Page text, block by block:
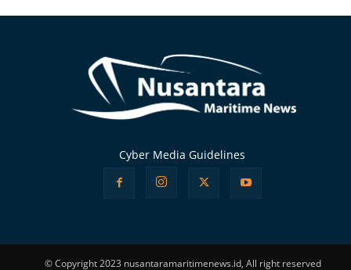
Cyber Media Guidelines
© Copyright 2023 nusantaramaritimenews.id, All right reserved